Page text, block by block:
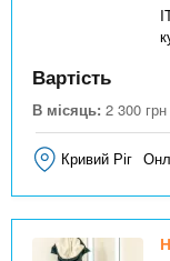
Вартість
В місяць: 2 300 грн
Кривий Ріг